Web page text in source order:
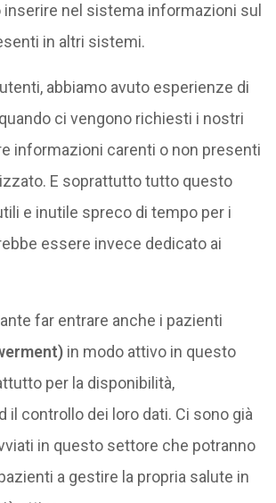
nel sistema informazioni sul
in altri sistemi.
abbiamo avuto esperienze di
ci vengono richiesti i nostri
informazioni carenti o non presenti
E soprattutto tutto questo
e inutile spreco di tempo per i
essere invece dedicato ai
far entrare anche i pazienti
in modo attivo in questo
per la disponibilità,
il controllo dei loro dati. Ci sono già
in questo settore che potranno
a gestire la propria salute in